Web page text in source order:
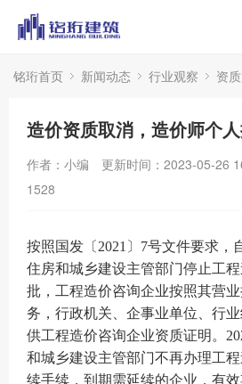
铭珩首页 新闻动态 行业观察 资
造价资质取消，造价师个
作者：小编 更新时间：2023-05-26
1528
按照国发〔2021〕7号文件要求，
住房和城乡建设主管部门停止工
批，工程造价咨询企业按照其营
务，行政机关、企事业单位、行
供工程造价咨询企业资质证明。
和城乡建设主管部门不再办理工
续手续，到期需延续的企业，有